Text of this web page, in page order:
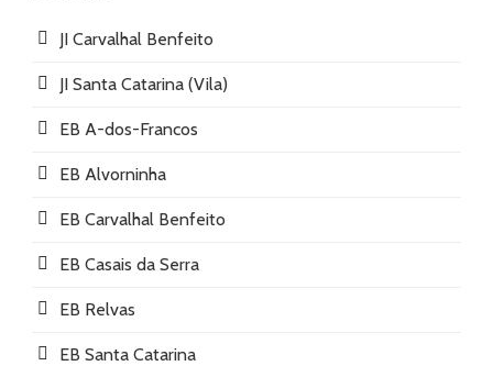
JI Carvalhal Benfeito
JI Santa Catarina (Vila)
EB A-dos-Francos
EB Alvorninha
EB Carvalhal Benfeito
EB Casais da Serra
EB Relvas
EB Santa Catarina